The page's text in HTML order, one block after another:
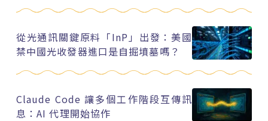
從光通訊關鍵原料「InP」出發：美國
禁中國光收發器進口是自掘墳墓嗎？
Claude Code 讓多個工作階段互傳訊
息：AI 代理開始協作